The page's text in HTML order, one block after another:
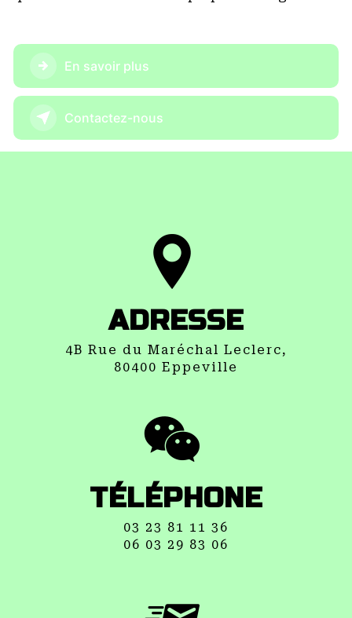
En savoir plus
Contactez-nous
ADRESSE
4B Rue du Maréchal Leclerc,
80400 Eppeville
TÉLÉPHONE
03 23 81 11 36
06 03 29 83 06